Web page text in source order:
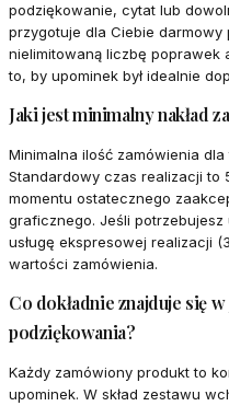
podziękowanie, cytat lub
przygotuje dla Ciebie
nielimitowaną liczbę poprawek
to, by upominek był idealnie
Jaki jest minimalny nakład
Minimalna ilość zamówienia
Standardowy czas realizacji
momentu ostatecznego
graficznego. Jeśli
usługę ekspresowej realizacji
wartości zamówienia.
Co dokładnie znajduje się
podziękowania?
Każdy zamówiony produkt to
upominek. W skład zestawu